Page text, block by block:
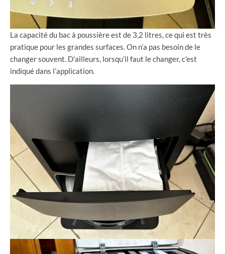
La capacité du bac à poussière est de 3,2 litres, ce qui est très
pratique pour les grandes surfaces. On n’a pas besoin de le
changer souvent. D’ailleurs, lorsqu’il faut le changer, c’est
indiqué dans l’application.